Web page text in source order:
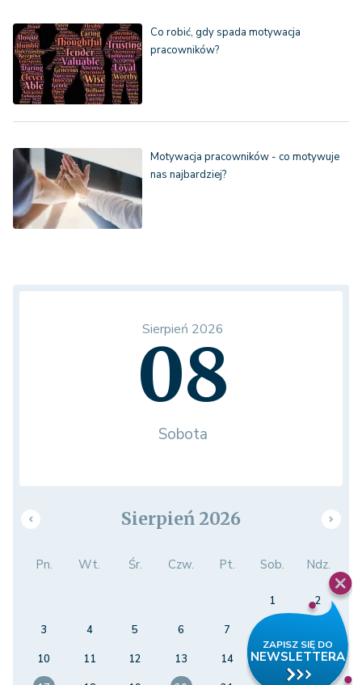
Co robić, gdy spada motywacja
pracowników?
Motywacja pracowników - co motywuje
nas najbardziej?
Sierpień 2026
08
Sobota
Sierpień 2026
Pn. Wt. Śr. Czw. Pt. Sob. Ndz.
1
2
3
4 5 6 7
10
11 12 13 14 15
16